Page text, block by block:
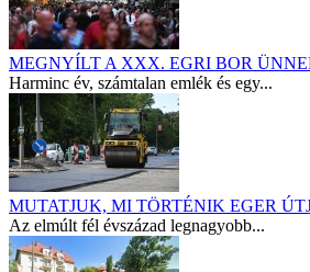
MEGNYÍLT A XXX. EGRI BOR
Harminc év, számtalan emlék és egy...
MUTATJUK, MI TÖRTÉNIK EGER
Az elmúlt fél évszázad legnagyobb...